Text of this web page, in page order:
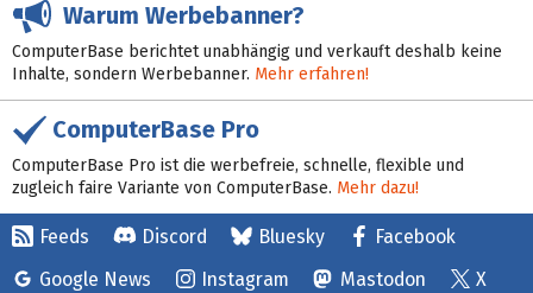
Warum Werbebanner?
ComputerBase berichtet unabhängig und verkauft deshalb keine
Inhalte, sondern Werbebanner. Mehr erfahren!
ComputerBase Pro
ComputerBase Pro ist die werbefreie, schnelle, flexible und
zugleich faire Variante von ComputerBase. Mehr dazu!
Feeds Discord Bluesky
Facebook
Google News
Instagram Mastodon
X